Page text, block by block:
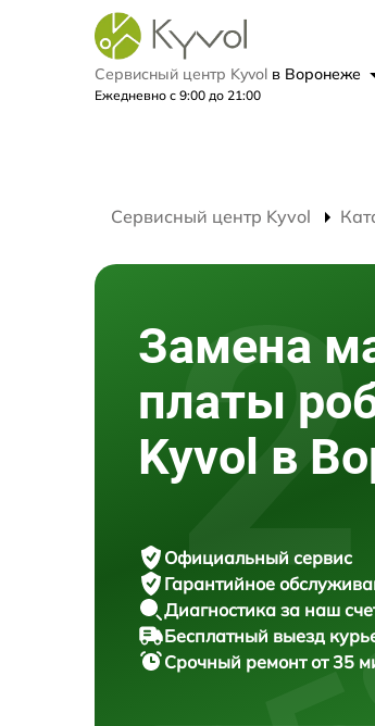
Сервисный центр Kyvol в Воронеже
Ежедневно с 9:00 до 21:00
Сервисный центр Kyvol
Замена
платы
Kyvol в
Официальный сервис
Гарантийное
Диагностика за наш
Бесплатный выезд
Срочный ремонтот 35